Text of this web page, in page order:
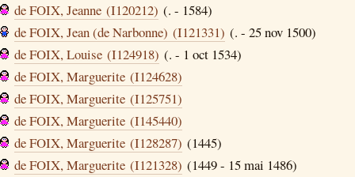
de FOIX, Jeanne (I120212) (. - 1584)
de FOIX, Jean (de Narbonne) (I121331) (. - 25 nov 1500)
de FOIX, Louise (I124918) (. - 1 oct 1534)
de FOIX, Marguerite (I124628)
de FOIX, Marguerite (I125751)
de FOIX, Marguerite (I145440)
de FOIX, Marguerite (I128287) (1445)
de FOIX, Marguerite (I121328) (1449 - 15 mai 1486)